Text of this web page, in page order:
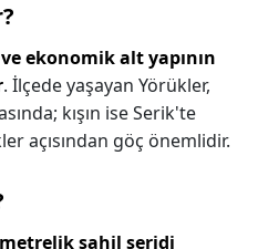
ekonomik alt yapının
. İlçede yaşayan Yörükler,
kışın ise Serik'te
açısından göç önemlidir.
sahil şeridi